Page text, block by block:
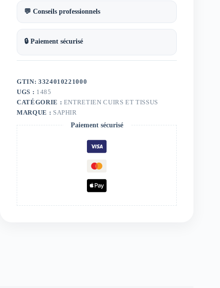
💬 Conseils professionnels
🔒 Paiement sécurisé
GTIN: 3324010221000
UGS : 1485
CATÉGORIE : ENTRETIEN CUIRS ET TISSUS
MARQUE : SAPHIR
Paiement sécurisé